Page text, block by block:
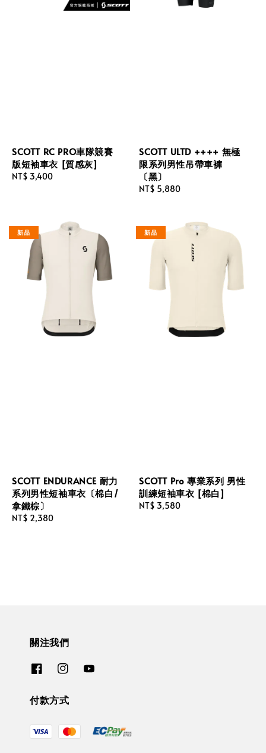
SCOTT RC PRO車隊競賽
版短袖車衣 [質感灰]
Regular
NT$ 3,400
SCOTT ULTD ++++ 無極
限系列男性吊帶車褲
〔黑〕
Regular
NT$ 5,880
新品
SCOTT ENDURANCE 耐力
系列男性短袖車衣〔棉白/
拿鐵棕〕
Regular
NT$ 2,380
新品
SCOTT Pro 專業系列 男性
訓練短袖車衣 [棉白]
Regular
NT$ 3,580
關注我們
付款方式